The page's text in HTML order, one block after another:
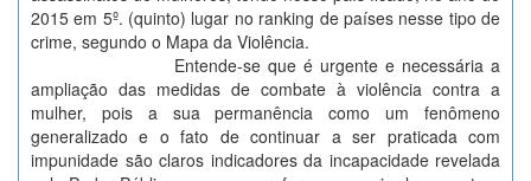
2015 em 5º. (quinto) lugar no ranking de países nesse tipo de
crime, segundo o Mapa da Violência.
Entende-se que é urgente e necessária a
ampliação das medidas de combate à violência contra a
mulher, pois a sua permanência como um fenômeno
generalizado e o fato de continuar a ser praticada com
impunidade são claros indicadores da incapacidade revelada